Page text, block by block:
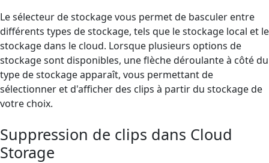
Le sélecteur de stockage vous permet de basculer entre
différents types de stockage, tels que le stockage local et le
stockage dans le cloud. Lorsque plusieurs options de
stockage sont disponibles, une flèche déroulante à côté du
type de stockage apparaît, vous permettant de
sélectionner et d'afficher des clips à partir du stockage de
votre choix.
Suppression de clips dans Cloud
Storage